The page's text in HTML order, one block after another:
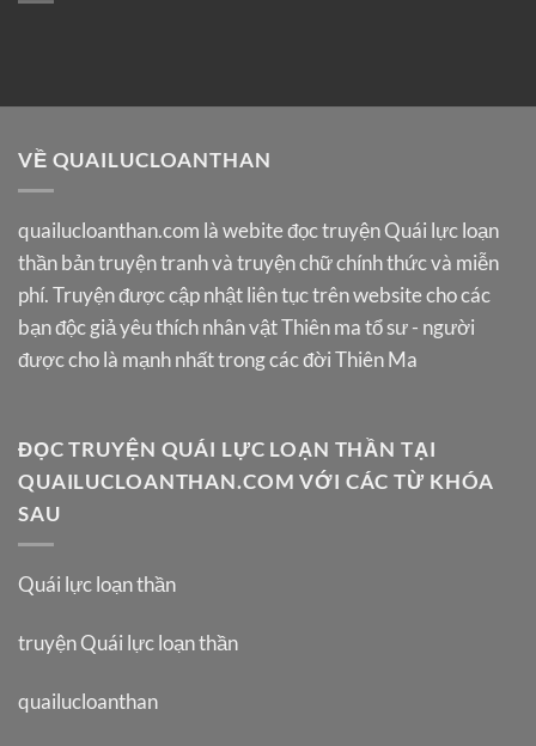
VỀ QUAILUCLOANTHAN
quailucloanthan.com là webite đọc truyện Quái lực loạn
thần bản truyện tranh và truyện chữ chính thức và miễn
phí. Truyện được cập nhật liên tục trên website cho các
bạn độc giả yêu thích nhân vật Thiên ma tổ sư - người
được cho là mạnh nhất trong các đời Thiên Ma
ĐỌC TRUYỆN QUÁI LỰC LOẠN THẦN TẠI
QUAILUCLOANTHAN.COM VỚI CÁC TỪ KHÓA
SAU
Quái lực loạn thần
truyện Quái lực loạn thần
quailucloanthan